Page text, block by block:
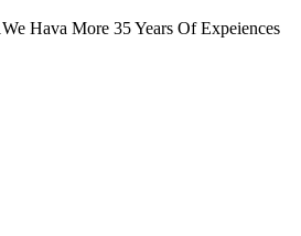
We Hava More 35 Years Of Expeiences